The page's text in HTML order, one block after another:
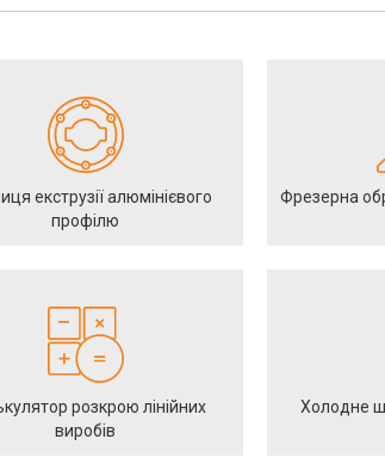
екструзії алюмінієвого
профілю
Фрезерна
розкрою лінійних
виробів
Холодне